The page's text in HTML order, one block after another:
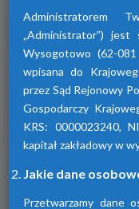
urządzeń.
Administratorem
„Administrator”)
Wysogotowo (62-
wpisana do
przez Sąd Rejonowy
Gospodarczy
KRS: 0000023240,
kapitał zakładowy w
Jakie dane
Przetwarzamy dane